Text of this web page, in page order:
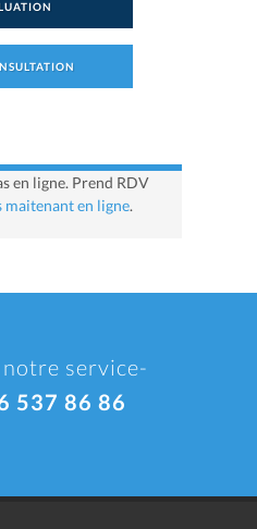
en ligne. Prend RDV
maitenant en ligne.
service-
537 86 86